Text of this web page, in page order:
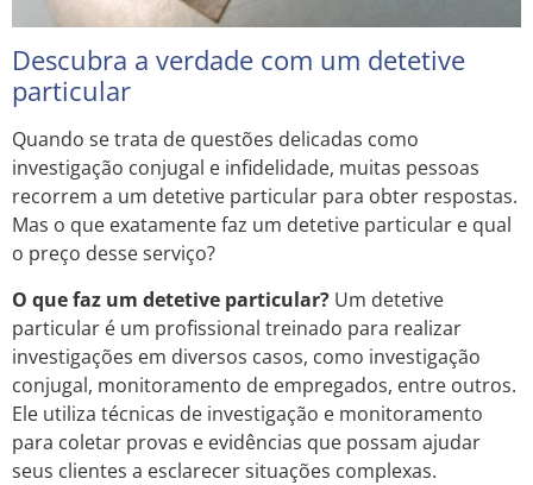
Descubra a verdade com um detetive
particular
Quando se trata de questões delicadas como
investigação conjugal e infidelidade, muitas pessoas
recorrem a um detetive particular para obter respostas.
Mas o que exatamente faz um detetive particular e qual
o preço desse serviço?
O que faz um detetive particular? Um detetive
particular é um profissional treinado para realizar
investigações em diversos casos, como investigação
conjugal, monitoramento de empregados, entre outros.
Ele utiliza técnicas de investigação e monitoramento
para coletar provas e evidências que possam ajudar
seus clientes a esclarecer situações complexas.